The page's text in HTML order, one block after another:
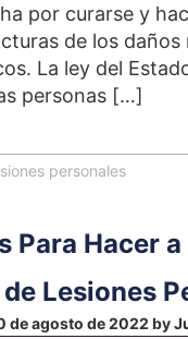
por curarse y
de los daños
La ley del
personas […]
personales
Para Hacer a
Lesiones
de agosto de 2022 by